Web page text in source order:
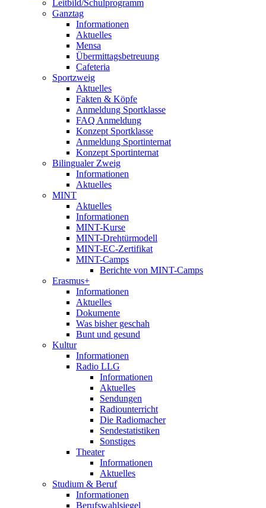
Leitbild/Schulprogramm
Ganztag
Informationen
Aktuelles
Mensa
Übermittagsbetreuung
Cafeteria
Sportzweig
Aktuelles
Fakten & Köpfe
Anmeldung Sportklasse
FAQ Anmeldung
Konzept Sportklasse
Anmeldung Sportinternat
Konzept Sportinternat
Bilingualer Zweig
Informationen
Aktuelles
MINT
Aktuelles
Informationen
MINT-Kurse
MINT-Drehtürmodell
MINT-EC-Zertifikat
MINT-Camps
Berichte von MINT-Camps
Erasmus+
Informationen
Aktuelles
Dokumente
Was bisher geschah
Bunt und gesund
Kultur
Informationen
Radio LLG
Informationen
Aktuelles
Sendungen
Radiounterricht
Die Radiomacher
Sendestatistiken
Sonstiges
Theater
Informationen
Aktuelles
Studium & Beruf
Informationen
Berufswahlsiegel